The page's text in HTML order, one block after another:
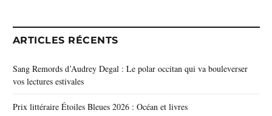
ARTICLES RÉCENTS
Sang Remords d’Audrey Degal : Le polar occitan qui va bouleverser
vos lectures estivales
Prix littéraire Étoiles Bleues 2026 : Océan et livres